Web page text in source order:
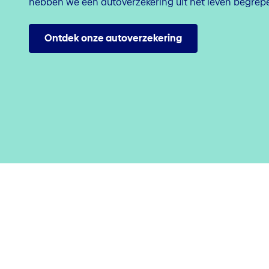
Ontdek onze autoverzekering